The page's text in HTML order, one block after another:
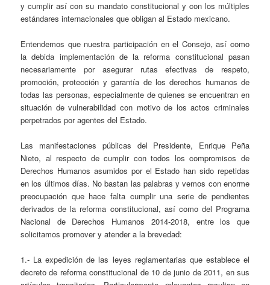
y cumplir así con su mandato constitucional y con los múltiples
estándares internacionales que obligan al Estado mexicano.
Entendemos que nuestra participación en el Consejo, así como
la debida implementación de la reforma constitucional pasan
necesariamente por asegurar rutas efectivas de respeto,
promoción, protección y garantía de los derechos humanos de
todas las personas, especialmente de quienes se encuentran en
situación de vulnerabilidad con motivo de los actos criminales
perpetrados por agentes del Estado.
Las manifestaciones públicas del Presidente, Enrique Peña
Nieto, al respecto de cumplir con todos los compromisos de
Derechos Humanos asumidos por el Estado han sido repetidas
en los últimos días. No bastan las palabras y vemos con enorme
preocupación que hace falta cumplir una serie de pendientes
derivados de la reforma constitucional, así como del Programa
Nacional de Derechos Humanos 2014-2018, entre los que
solicitamos promover y atender a la brevedad:
1.- La expedición de las leyes reglamentarias que establece el
decreto de reforma constitucional de 10 de junio de 2011, en sus